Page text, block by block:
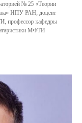
№ 25 «Теории
ИПУ РАН, доцент
профессор кафедры
МФТИ